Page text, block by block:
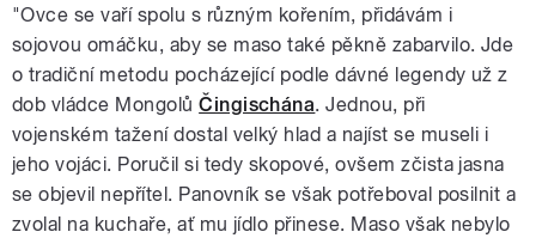
"Ovce se vaří spolu s různým kořením, přidávám i
sojovou omáčku, aby se maso také pěkně zabarvilo. Jde
o tradiční metodu pocházející podle dávné legendy už z
dob vládce MongolůČingischána. Jednou, při
vojenském tažení dostal velký hlad a najíst se museli i
jeho vojáci. Poručil si tedy skopové, ovšem zčista jasna
se objevil nepřítel. Panovník se však potřeboval posilnit a
zvolal na kuchaře, ať mu jídlo přinese. Maso však nebylo